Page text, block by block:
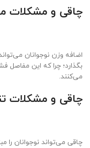
چاقی و مشکلات
اضافه وزن نوجوانان
بگذارد؛ چرا که این مفاصل
می‌کنند.
چاقی و مشکلات
چاقی می‌تواند نوجوانان را